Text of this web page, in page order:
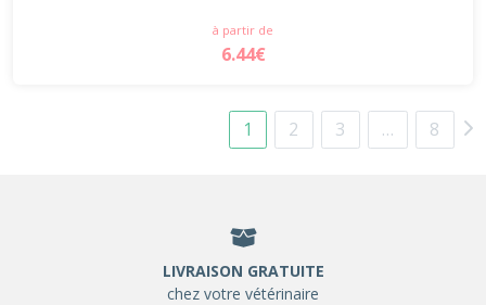
à partir de
6.44€
1 2 3 … 8
LIVRAISON GRATUITE
chez votre vétérinaire